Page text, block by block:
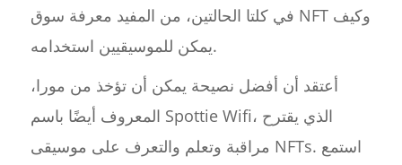
في كلتا الحالتين، من المفيد معرفة سوق NFT وكيف
يمكن للموسيقيين استخدامه.
أعتقد أن أفضل نصيحة يمكن أن تؤخذ من مورا،
المعروف أيضًا باسم Spottie Wifi، الذي يقترح
مراقبة وتعلم والتعرف على موسيقى NFTs. استمع